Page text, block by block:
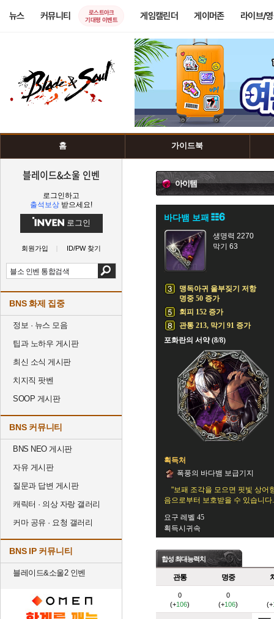
뉴스 커뮤니티
로스트아크
기대평 이벤트
게임캘린더 게이머존 라이브/
홈 가이드북
블레이드&소울 인벤
로그인하고
출석보상 받으세요!
로그인
회원가입 ID/PW 찾기
BNS 화제 집중
정보 · 뉴스 모음
팁과 노하우 게시판
최신 소식 게시판
치지직 팟벤
SOOP 게시판
BNS 커뮤니티
BNS NEO 게시판
자유 게시판
질문과 답변 게시판
캐릭터 · 의상 자랑 갤러리
커마 공유 · 요청 갤러리
BNS IP 커뮤니티
블레이드&소울2 인벤
아이템
바다뱀 보패
생명력 2270
막기 63
맹독아귀 울부짖기 저항
명중 50 증가
회피 152 증가
관통 213, 막기 91 증가
포화란의 서약 (8/8)
획득처
폭풍의 바다뱀 보급기지
"보패 조각을 모으면 핏빛 상어
음으로부터 보호받을 수 있습니다
요구 레벨 45
획득시귀속
합성 최대능력치
관통 명중
0
(+106)
0
(+106) (+